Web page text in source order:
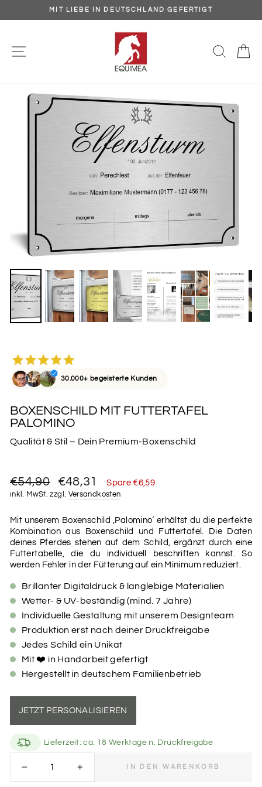
Pause
Diashow
MIT LIEBE IN DEUTSCHLAND GEFERTIGT
SEITENNAVIGATION
30.000+ begeisterte Kunden
BOXENSCHILD MIT FUTTERTAFEL
PALOMINO
Qualität & Stil – Dein Premium-Boxenschild
Normaler
Preis
€54,90 Sonderpreis
€48,31 Spare €6,59
inkl. MwSt. zzgl. Versandkosten
Mit unserem Boxenschild ‚Palomino‘ erhältst du die perfekte
Kombination aus Boxenschild und Futtertafel. Die Daten
deines Pferdes stehen auf dem Schild, ergänzt durch eine
Futtertabelle, die du individuell beschriften kannst. So
werden Fehler in der Fütterung auf ein Minimum reduziert.
Brillanter Digitaldruck & langlebige Materialien
Wetter- & UV-beständig (mind. 7 Jahre)
Individuelle Gestaltung mit unserem Designteam
Produktion erst nach deiner Druckfreigabe
Jedes Schild ein Unikat
Mit ❤️ in Handarbeit gefertigt
Hergestellt in deutschem Familienbetrieb
JETZT PERSONALISIEREN
Du möchtest dich von uns in Bezug auf Farbe, Schrift
Lieferzeit: ca. 18 Werktage n. Druckfreigabe
IN DEN WARENKORB